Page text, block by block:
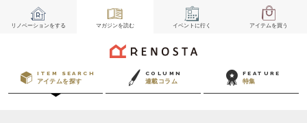
リノベーションをする マガジンを読む イベント に行く アイテムを買う
ITEM SEARCH
アイテムを探す
COLUMN
連載コラム
FEATURE
特集